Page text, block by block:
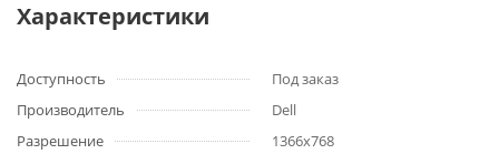
Характеристики
Доступность
Под заказ
Производитель
Dell
Разрешение
1366x768